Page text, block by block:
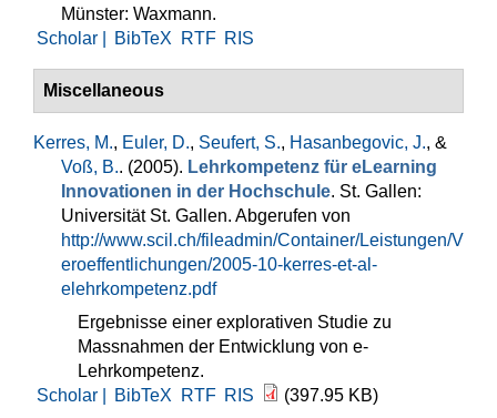
Münster: Waxmann.
Scholar |
BibTeX RTF RIS
Miscellaneous
Kerres, M., Euler, D., Seufert, S., Hasanbegovic, J., &
Voß, B.. (2005). Lehrkompetenz für eLearning
Innovationen in der Hochschule. St. Gallen:
Universität St. Gallen. Abgerufen von
http://www.scil.ch/fileadmin/Container/Leistungen/V
eroeffentlichungen/2005-10-kerres-et-al-
elehrkompetenz.pdf
Ergebnisse einer explorativen Studie zu
Massnahmen der Entwicklung von e-
Lehrkompetenz.
Scholar |
BibTeX RTF RIS (397.95 KB)